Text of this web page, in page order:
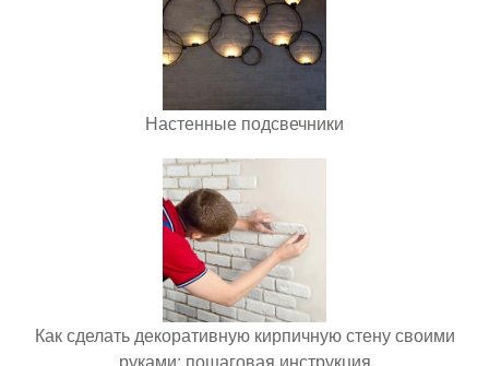
Настенные подсвечники
Как сделать декоративную кирпичную стену своими